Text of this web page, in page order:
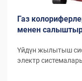
Газ
менен
Үйдүн жылытыш
электр